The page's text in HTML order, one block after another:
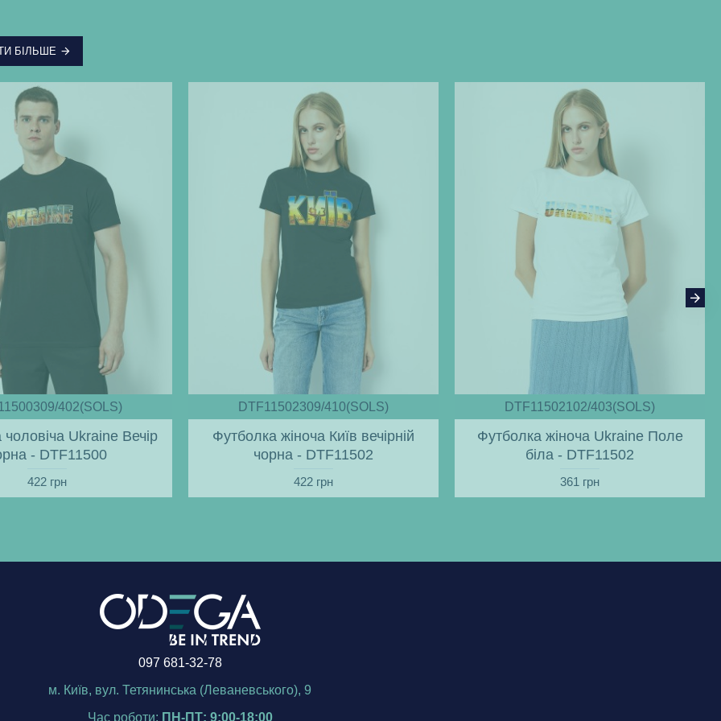
БІЛЬШЕ
402(SOLS)
Ukraine Вечір
- DTF11500
422 грн
DTF11502309/410(SOLS)
Футболка жіноча Київ вечірній
чорна - DTF11502
422 грн
DTF11502102/403(SOLS)
Футболка жіноча Ukraine Поле
біла - DTF11502
361 грн
097 681-32-78
м. Київ, вул. Тетянинська (Леваневського), 9
Час роботи: ПН-ПТ: 9:00-18:00